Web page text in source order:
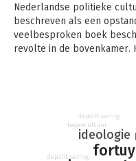
Nederlandse politieke
beschreven als een
veelbesproken boek
revolte in de bovenkamer.
bredere stroming:
Verenigde Staten en
voor conservatieve
ontstonden als reactie op
ideologie
depolitisering
tegencultuur
depolitisering